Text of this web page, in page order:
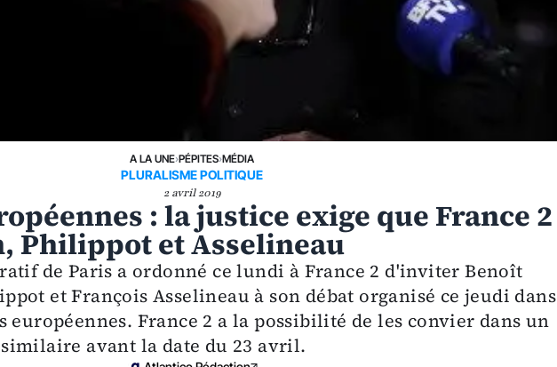
A LA UNE›PÉPITES›MÉDIA
PLURALISME POLITIQUE
2 avril 2019
: la justice exige que France 2
Philippot et Asselineau
de Paris a ordonné ce lundi à France 2 d'inviter Benoît
et François Asselineau à son débat organisé ce jeudi dans
européennes. France 2 a la possibilité de les convier dans un
avant la date du 23 avril.